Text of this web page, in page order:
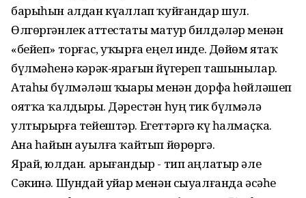
барыһын алдан күҙаллап ҡуйғандар шул.
Өлгөргәнлек аттестаты матур билдәләр менән
«бейеп» торғас, уҡырға еңел инде. Дөйөм ятаҡ
бүлмәһенә кәрәк-ярағын йүгереп ташынылар.
Атаһы бүлмәләш ҡыҙҙары менән дорфа һөйләшеп
оятҡа ҡалдырҙы. Дәрестән һуң тик бүлмәлә
ултырырға тейештәр. Егеттәргә күҙ һалмаҫҡа.
Аҙна һайын ауылға ҡайтып йөрөргә.
Ярай, юлдан. арығандыр - тип аңлатыр әле
Сәкинә. Шундай уйҙар менән сыуалғанда әсәһе